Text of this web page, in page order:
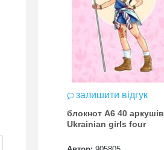
залишити відгук
блокнот А6 40 аркушів
Ukrainian girls four